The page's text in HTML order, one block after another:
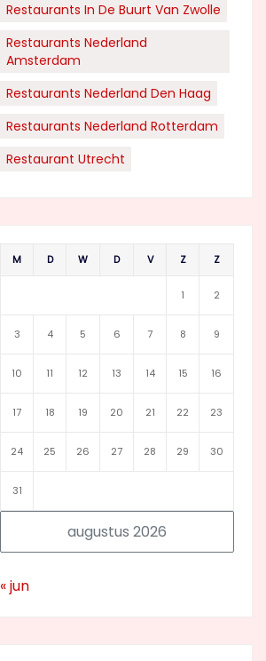
Restaurants In De Buurt Van Zwolle
Restaurants Nederland
Amsterdam
Restaurants Nederland Den Haag
Restaurants Nederland Rotterdam
Restaurant Utrecht
augustus 2026
M D W D V Z Z
1 2
3 4 5 6 7 8 9
10 11 12 13 14 15 16
17 18 19 20 21 22 23
24 25 26 27 28 29 30
31
« jun